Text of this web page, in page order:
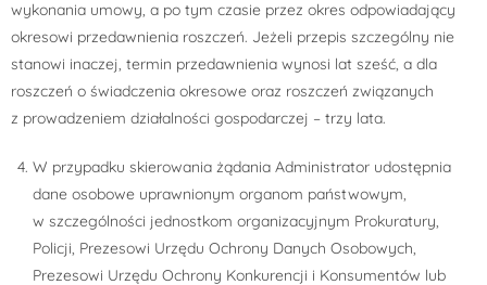
wykonania umowy, a po tym czasie przez okres odpowiadający
okresowi przedawnienia roszczeń. Jeżeli przepis szczególny nie
stanowi inaczej, termin przedawnienia wynosi lat sześć, a dla
roszczeń o świadczenia okresowe oraz roszczeń związanych
z prowadzeniem działalności gospodarczej – trzy lata.
W przypadku skierowania żądania Administrator udostępnia
dane osobowe uprawnionym organom państwowym,
w szczególności jednostkom organizacyjnym Prokuratury,
Policji, Prezesowi Urzędu Ochrony Danych Osobowych,
Prezesowi Urzędu Ochrony Konkurencji i Konsumentów lub